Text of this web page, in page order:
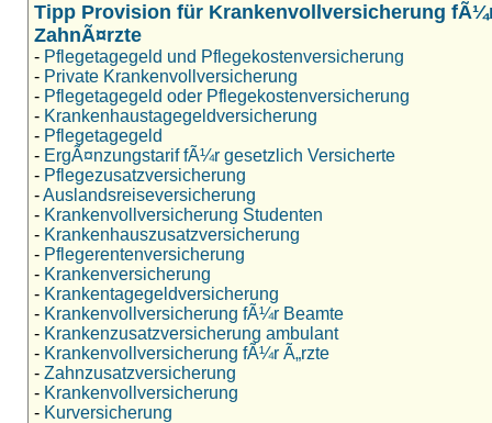
Tipp Provision für Krankenvollversicherung
ZahnÃ¤rzte
- Pflegetagegeld und Pflegekostenversicherung
- Private Krankenvollversicherung
- Pflegetagegeld oder Pflegekostenversicherung
- Krankenhaustagegeldversicherung
- Pflegetagegeld
- ErgÃ¤nzungstarif fÃ¼r gesetzlich Versicherte
- Pflegezusatzversicherung
-Auslandsreiseversicherung
- Krankenvollversicherung Studenten
- Krankenhauszusatzversicherung
- Pflegerentenversicherung
- Krankenversicherung
- Krankentagegeldversicherung
- Krankenvollversicherung fÃ¼r Beamte
- Krankenzusatzversicherung ambulant
- Krankenvollversicherung fÃ¼r Ã„rzte
- Zahnzusatzversicherung
- Krankenvollversicherung
- Kurversicherung